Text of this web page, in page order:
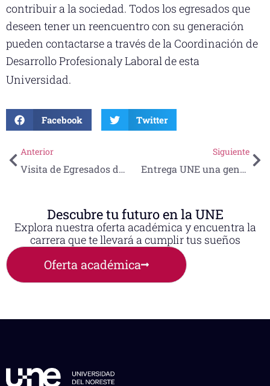
contribuir a la sociedad. Todos los egresados que
deseen tener un reencuentro con su generación
pueden contactarse a través de la Coordinación de
Desarrollo Profesionaly Laboral de esta
Universidad.
Facebook Twitter
Anterior
Visita de Egresados de la Licenciatura en Ciencias Biológicas
Siguiente
Entrega UNE una generación más de profesionistas
Descubre tu futuro en la UNE
Explora nuestra oferta académica y encuentra la
carrera que te llevará a cumplir tus sueños
Oferta académica